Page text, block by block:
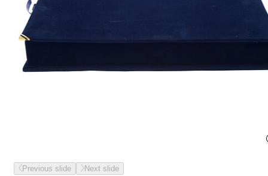
Previous slide Next slide